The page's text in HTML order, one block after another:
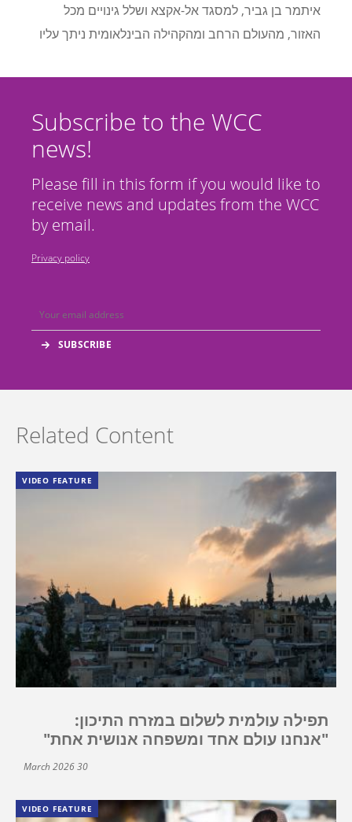
איתמר בן גביר, למסגד אל-אקצא ושלל גינויים מכל
האזור, מהעולם הרחב ומהקהילה הבינלאומית ניתך עליו
Subscribe to the WCC
news!
Please fill in this form if you would like to
receive news and updates from the WCC
by email.
Privacy policy
Related Content
VIDEO FEATURE
תפילה עולמית לשלום במזרח התיכון:
"אנחנו עולם אחד ומשפחה אנושית אחת"
30 March 2026
VIDEO FEATURE